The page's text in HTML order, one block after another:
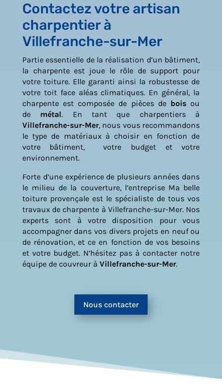
Contactez votre artisan
charpentier à
Villefranche-sur-Mer
Partie essentielle de la réalisation d’un bâtiment,
la charpente est joue le rôle de support pour
votre toiture. Elle garanti ainsi la robustesse de
votre toit face aléas climatiques. En général, la
charpente est composée de pièces de bois ou
de métal. En tant que charpentiers à
Villefranche-sur-Mer, nous vous recommandons
le type de matériaux à choisir en fonction de
votre bâtiment, votre budget et votre
environnement.
Forte d’une expérience de plusieurs années dans
le milieu de la couverture, l’entreprise Ma belle
toiture provençale est le spécialiste de tous vos
travaux de charpente à Villefranche-sur-Mer. Nos
experts sont à votre disposition pour vous
accompagner dans vos divers projets en neuf ou
de rénovation, et ce en fonction de vos besoins
et votre budget. N’hésitez pas à contacter notre
équipe de couvreur à Villefranche-sur-Mer.
Nous contacter